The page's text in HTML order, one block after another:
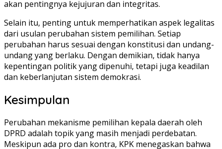
akan pentingnya kejujuran dan integritas.
Selain itu, penting untuk memperhatikan aspek legalitas
dari usulan perubahan sistem pemilihan. Setiap
perubahan harus sesuai dengan konstitusi dan undang-
undang yang berlaku. Dengan demikian, tidak hanya
kepentingan politik yang dipenuhi, tetapi juga keadilan
dan keberlanjutan sistem demokrasi.
Kesimpulan
Perubahan mekanisme pemilihan kepala daerah oleh
DPRD adalah topik yang masih menjadi perdebatan.
Meskipun ada pro dan kontra, KPK menegaskan bahwa